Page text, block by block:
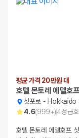
평균 가격 20만원 대
호텔 몬토레 에델호
삿포로 - Hokkaido
4.6(999+)4성급
호텔 몬토레 에델호프